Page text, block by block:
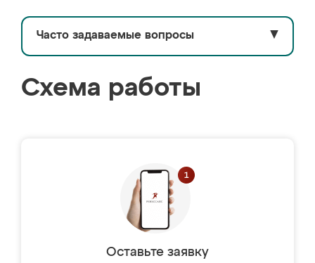
Часто задаваемые вопросы ▼
Схема работы
Оставьте заявку